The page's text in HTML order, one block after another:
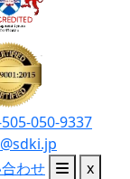
050-9337
わせ
x